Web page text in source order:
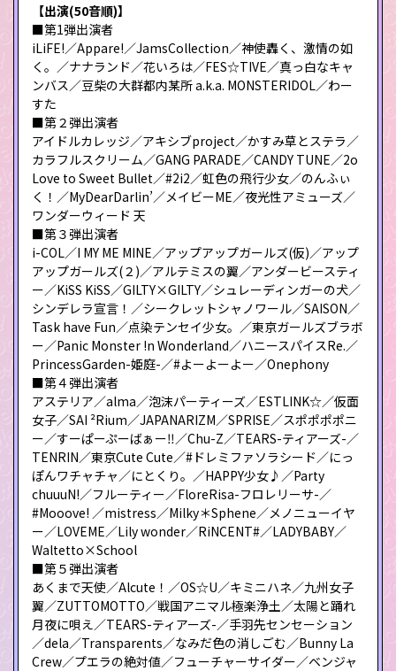
【出演(50音順)】
■第1弾出演者
iLiFE!／Appare!／JamsCollection／神使轟く、激情の如
く。／ナナランド／花いろは／FES☆TIVE／真っ白なキャ
ンバス／豆柴の大群都内某所 a.k.a. MONSTERIDOL／わー
すた
■第２弾出演者
アイドルカレッジ／アキシブproject／かすみ草とステラ／
カラフルスクリーム／GANG PARADE／CANDY TUNE／2o
Love to Sweet Bullet／#2i2／虹色の飛行少女／のんふぃ
く！／MyDearDarlin’／メイビーME／夜光性アミューズ／
ワンダーウィード 天
■第３弾出演者
i-COL／I MY ME MINE／アップアップガールズ(仮)／アップ
アップガールズ(２)／アルテミスの翼／アンダービースティ
ー／KiSS KiSS／GILTY×GILTY／シュレーディンガーの犬／
シンデレラ宣言！／シークレットシャノワール／SAISON／
Task have Fun／点染テンセイ少女。／東京ガールズブラボ
ー／Panic Monster !n Wonderland／ハニースパイスRe.／
PrincessGarden-姫庭-／#よーよーよー／Onephony
■第４弾出演者
アステリア／alma／泡沫パーティーズ／ESTLINK☆／仮面
女子／SAI ²Rium／JAPANARIZM／SPRISE／スポポポポニ
ー／すーぱーぷーばぁー‼️／Chu-Z／TEARS-ティアーズ-／
TENRIN／東京Cute Cute／#ドレミファソラシード／にっ
ぽんワチャチャ／にとくり。／HAPPY少女♪／Party
chuuuN!／フルーティー／FloreRisa-フロレリーサ-／
#Mooove! ／mistress／Milky＊Sphene／メノニューイヤ
ー／LOVEME／Lily wonder／RiNCENT#／LADYBABY／
Waltetto×School
■第５弾出演者
あくまで天使／Alcute！／OS☆U／キミニハネ／九州女子
翼／ZUTTOMOTTO／戦国アニマル極楽浄土／太陽と踊れ
月夜に唄え／TEARS-ティアーズ-／手羽先センセーション
／dela／Transparents／なみだ色の消しごむ／Bunny La
Crew／プエラの絶対値／フューチャーサイダー／ベンジャ